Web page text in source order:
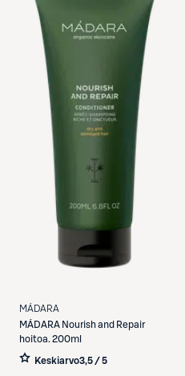
MÁDARA
MÁDARA Nourish and Repair
hoitoa. 200ml
Keskiarvo3,5 / 5